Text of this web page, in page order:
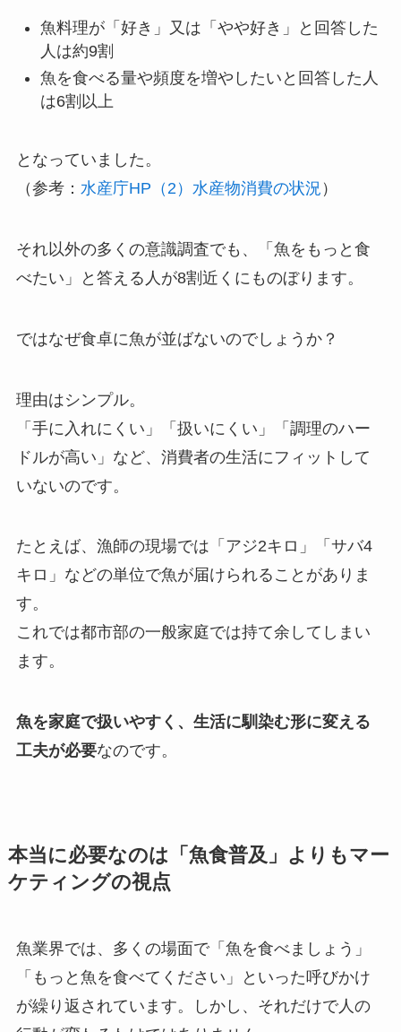
魚料理が「好き」又は「やや好き」と回答した
人は約9割
魚を食べる量や頻度を増やしたいと回答した人
は6割以上
となっていました。
（参考： 水産庁HP（2）水産物消費の状況 ）
それ以外の多くの意識調査でも、「魚をもっと食
べたい」と答える人が8割近くにものぼります。
ではなぜ食卓に魚が並ばないのでしょうか？
理由はシンプル。
「手に入れにくい」「扱いにくい」「調理のハー
ドルが高い」など、消費者の生活にフィットして
いないのです。
たとえば、漁師の現場では「アジ2キロ」「サバ4
キロ」などの単位で魚が届けられることがありま
す。
これでは都市部の一般家庭では持て余してしまい
ます。
魚を家庭で扱いやすく、生活に馴染む形に変える
工夫が必要なのです。
本当に必要なのは「魚食普及」よりもマー
ケティングの視点
魚業界では、多くの場面で「魚を食べましょう」
「もっと魚を食べてください」といった呼びかけ
が繰り返されています。しかし、それだけで人の